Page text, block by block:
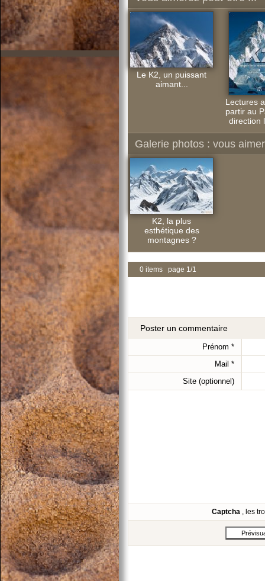
Le K2, un puissant
aimant...
Lectures
partir au
direction
Galerie photos : vous
K2, la plus
esthétique des
montagnes ?
0 items page 1/1
Poster un commentaire
Prénom *
Mail *
Site (optionnel)
Captcha , les